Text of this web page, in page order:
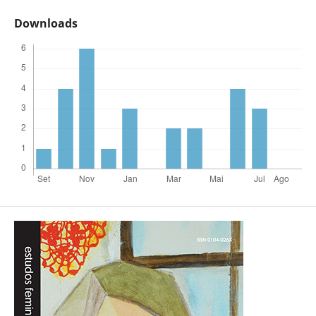
Downloads